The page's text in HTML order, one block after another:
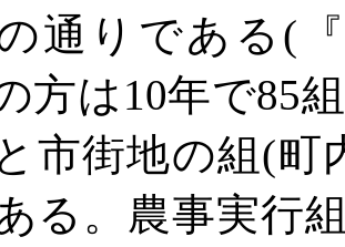
通りである(
方は10年で85
市街地の組(町
る。農事実行